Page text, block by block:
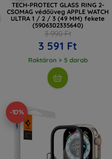
TECH-PROTECT GLASS RING 2-
CSOMAG védőüveg APPLE WATCH
ULTRA 1 / 2 / 3 (49 MM) fekete
(5906302335640)
3 990 Ft
3 591 Ft
Raktáron > 5 darab
-10%